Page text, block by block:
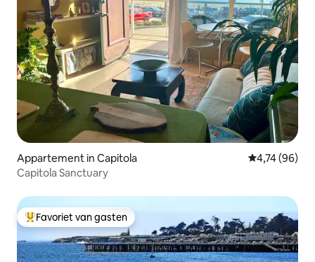
Appartement in Capitola Gemiddelde
4,74 (96)
Capitola Sanctuary
Topfavoriet van gasten
Favoriet van gasten